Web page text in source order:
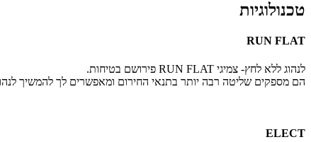
טכנולוגיות
RUN FLAT
לנהוג ללא לחץ- צמיגי RUN FLAT פירושם בטיחות.
הם מספקים שליטה רבה יותר בתנאי החירום ומאפשרים לך להמשיך
ELECT